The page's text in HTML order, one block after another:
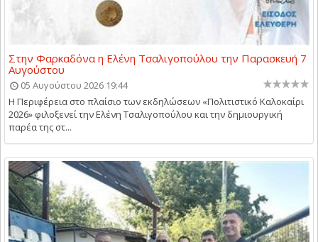
Στην Φαρκαδόνα η Ελένη Τσαλιγοπούλου την Παρασκευή 7
Αυγούστου
05 Αυγούστου 2026 19:44
Η Περιφέρεια στο πλαίσιο των εκδηλώσεων «Πολιτιστικό Καλοκαίρι
2026» φιλοξενεί την Ελένη Τσαλιγοπούλου και την δημιουργική
παρέα της στ...